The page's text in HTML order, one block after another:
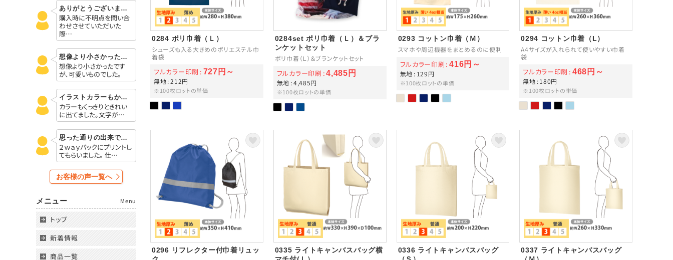
0284 ポリ巾着（Ｌ）
シューズも入る大きめのポリエステル巾
着袋
無地 212円
フルカラー印刷 727円～
※100枚ロットの単価
0284set ポリ巾着（Ｌ）＆ブラ
ンケットセット
ポリ巾着（Ｌ）＆ブランケットセット
無地 4,485円
フルカラー印刷 4,485円
※100枚ロットの単価
0293 コットン巾着（Ｍ）
スマホや周辺機器をまとめるのに便利
無地 129円
フルカラー印刷 416円～
※100枚ロットの単価
0294 コットン巾着（L）
A4サイズが入れられて使いやすい巾着
袋
無地 180円
フルカラー印刷 468円～
※100枚ロットの単価
0296 リフレクター付巾着リュッ
0335 ライトキャンバスバッグ横
0336 ライトキャンバスバッグ
0337 ライトキャンバスバッグ
ありがとうございました
購入時に不明点を問い合
わせさせていただいた
際…
想像より小さかったですが、可愛いものでした。
想像より小さかったです
が、可愛いものでした。
イラストカラーもかわいかった
カラーもくっきりときれい
に出てました。文字が…
思った通りの出来でした
２ｗａｙバックにプリントし
てもらいました。 仕…
お客様の声一覧へ
メニュー Menu
トップ
新着情報
商品一覧